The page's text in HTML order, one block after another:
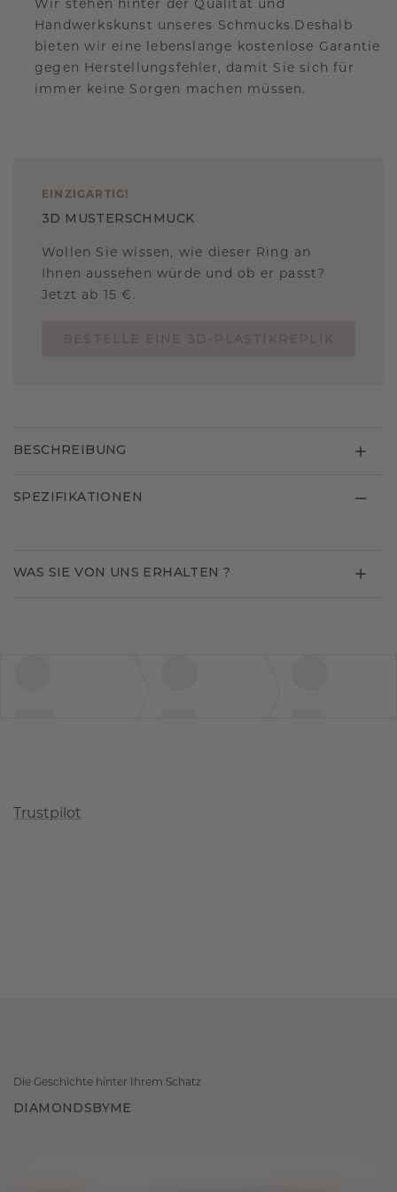
Wir stehen hinter der Qualität und
Handwerkskunst unseres Schmucks.Deshalb
bieten wir eine lebenslange kostenlose Garantie
gegen Herstellungsfehler, damit Sie sich für
immer keine Sorgen machen müssen.
EINZIGARTIG !
3D MUSTERSCHMUCK
Wollen Sie wissen, wie dieser Ring an
Ihnen aussehen würde und ob er passt?
Jetzt ab 15 €.
BESCHREIBUNG
SPEZIFIKATIONEN
WAS SIE VON UNS ERHALTEN ?
Trustpilot
Die Geschichte hinter Ihrem Schatz
DIAMONDSBYME